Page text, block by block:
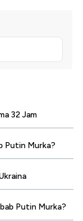
32 Jam
Putin Murka?
Putin Murka?